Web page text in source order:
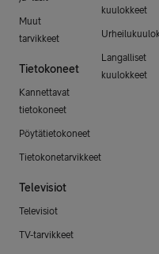
Muut
tarvikkeet
Tietokoneet
Kannettavat
tietokoneet
Pöytätietokoneet
Tietokonetarvikkeet
Televisiot
Televisiot
TV-tarvikkeet
kuulokkeet
Langalliset
kuulokkeet